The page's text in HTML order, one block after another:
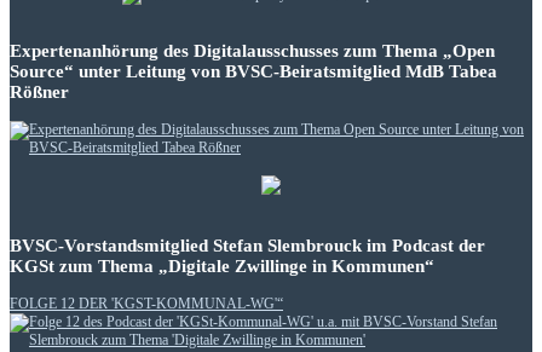
Expertenanhörung des Digitalausschusses zum Thema „Open
Source“ unter Leitung von BVSC-Beiratsmitglied MdB Tabea
Rößner
BVSC-Vorstandsmitglied Stefan Slembrouck im Podcast der
KGSt zum Thema „Digitale Zwillinge in Kommunen“
FOLGE 12 DER 'KGST-KOMMUNAL-WG'“